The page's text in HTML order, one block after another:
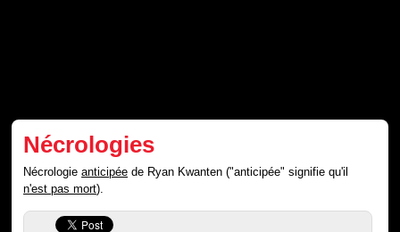
Nécrologies
Nécrologieanticipée de Ryan Kwanten ("anticipée" signifie qu'il
n'est pas mort).